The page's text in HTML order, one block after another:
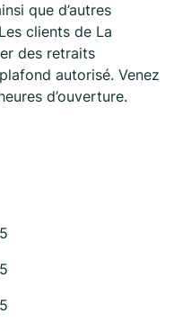
que d’autres
clients de La
des retraits
autorisé. Venez
d’ouverture.